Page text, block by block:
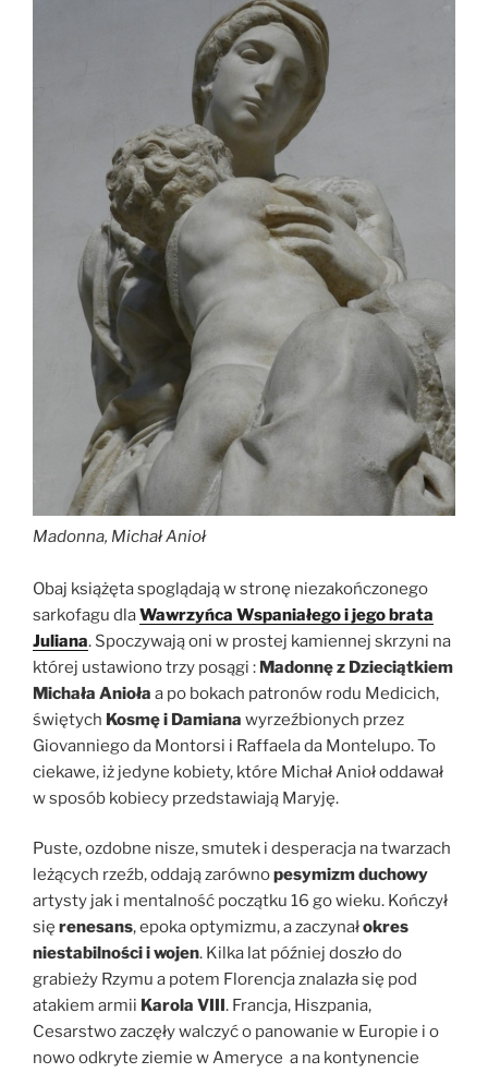
Madonna, Michał Anioł
Obaj książęta spoglądają w stronę niezakończonego
sarkofagu dlaWawrzyńca Wspaniałego i jego brata
Juliana. Spoczywają oni w prostej kamiennej skrzyni na
której ustawiono trzy posągi : Madonnę z Dzieciątkiem
Michała Anioła a po bokach patronów rodu Medicich,
świętych Kosmę i Damiana wyrzeźbionych przez
Giovanniego da Montorsi i Raffaela da Montelupo. To
ciekawe, iż jedyne kobiety, które Michał Anioł oddawał
w sposób kobiecy przedstawiają Maryję.
Puste, ozdobne nisze, smutek i desperacja na twarzach
leżących rzeźb, oddają zarównopesymizm duchowy
artysty jak i mentalność początku 16 go wieku. Kończył
się renesans, epoka optymizmu, a zaczynałokres
niestabilności i wojen. Kilka lat później doszło do
grabieży Rzymu a potem Florencja znalazła się pod
atakiem armii Karola VIII . Francja, Hiszpania,
Cesarstwo zaczęły walczyć o panowanie w Europie i o
nowo odkryte ziemie w Ameryce a na kontynencie